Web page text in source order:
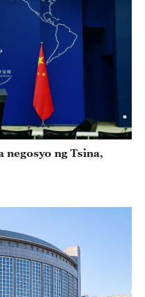
negosyo ng Tsina,